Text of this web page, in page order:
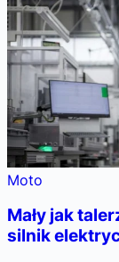
Moto
Mały jak
silnik